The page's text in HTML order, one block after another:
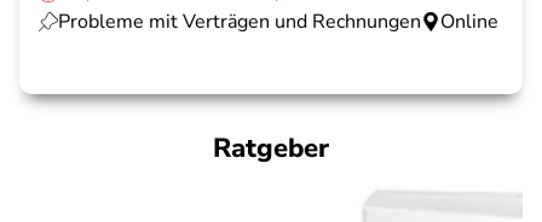
Probleme mit Verträgen und Rechnungen
Online
Ratgeber